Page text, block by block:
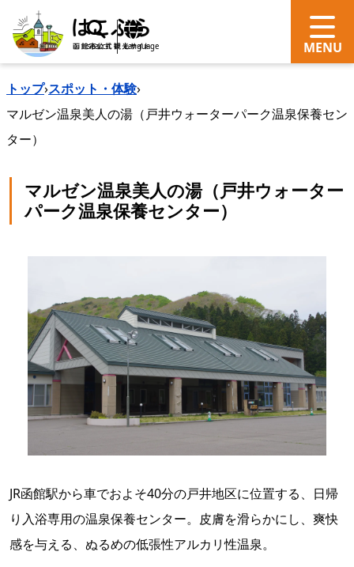
search Language
トップ›スポット・体験›
マルゼン温泉美人の湯（戸井ウォーターパーク温泉保養セン
ター）
マルゼン温泉美人の湯（戸井ウォーター
パーク温泉保養センター）
JR函館駅から車でおよそ40分の戸井地区に位置する、日帰
り入浴専用の温泉保養センター。皮膚を滑らかにし、爽快
感を与える、ぬるめの低張性アルカリ性温泉。